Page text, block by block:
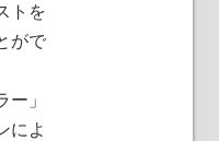
トを
がで
ー」
によ